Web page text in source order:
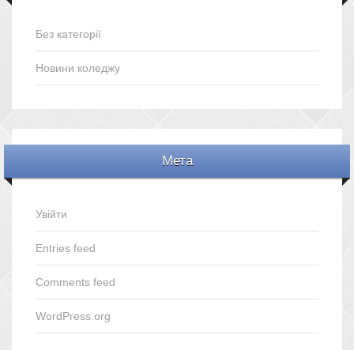
Без категорії
Новини коледжу
Мета
Увійти
Entries feed
Comments feed
WordPress.org